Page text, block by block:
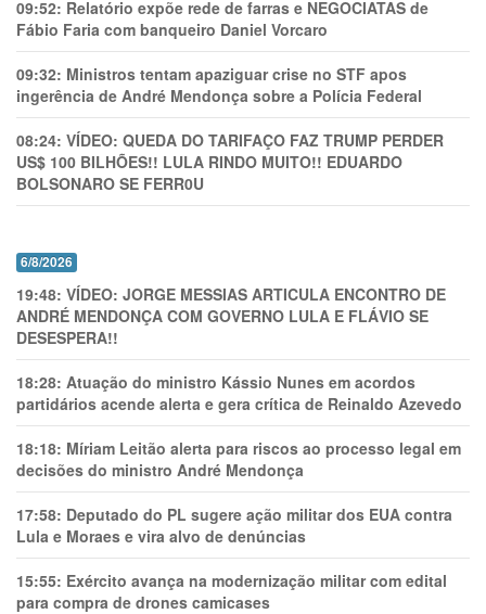
09:52: Relatório expõe rede de farras e NEGOCIATAS de
Fábio Faria com banqueiro Daniel Vorcaro
09:32: Ministros tentam apaziguar crise no STF apos
ingerência de André Mendonça sobre a Polícia Federal
08:24: VÍDEO: QUEDA DO TARIFAÇO FAZ TRUMP PERDER
US$ 100 BILHÕES!! LULA RINDO MUITO!! EDUARDO
BOLSONARO SE FERR0U
6/8/2026
19:48: VÍDEO: JORGE MESSIAS ARTICULA ENCONTRO DE
ANDRÉ MENDONÇA COM GOVERNO LULA E FLÁVIO SE
DESESPERA!!
18:28: Atuação do ministro Kássio Nunes em acordos
partidários acende alerta e gera crítica de Reinaldo Azevedo
18:18: Míriam Leitão alerta para riscos ao processo legal em
decisões do ministro André Mendonça
17:58: Deputado do PL sugere ação militar dos EUA contra
Lula e Moraes e vira alvo de denúncias
15:55: Exército avança na modernização militar com edital
para compra de drones camicases